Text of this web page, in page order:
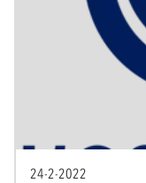
24-2-2022